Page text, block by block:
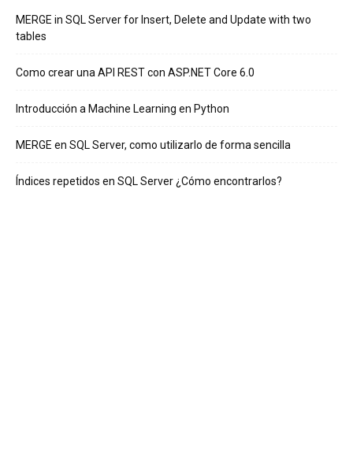
MERGE in SQL Server for Insert, Delete and Update with two
tables
Como crear una API REST con ASP.NET Core 6.0
Introducción a Machine Learning en Python
MERGE en SQL Server, como utilizarlo de forma sencilla
Índices repetidos en SQL Server ¿Cómo encontrarlos?